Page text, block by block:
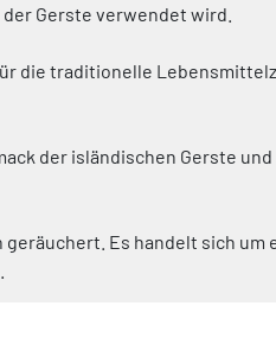
Gerste verwendet wird.
die traditionelle
der isländischen Gerste
Es handelt sich um